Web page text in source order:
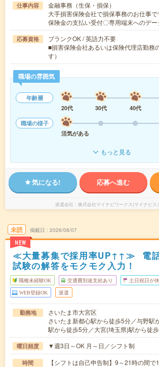
仕事内容
金融事務（生保・損保）
大手損害保険会社で損保事務のお仕事
保険金の支払い受付〇専用端末へのデ
応募資格
ブランクOK / 英語力不要
■損害保険会社あるいは保険代理店勤務
す）
職場の雰囲気
年齢層
20代
30代 40代
職場の様子
活気がある
もっと見る
気になる! 応募へ進む
派遣会社 株式会社マイナビワークス(マイナビス
未読
NEW
掲載日 2026/08/07
≪大量募集で採用率UP↑↑≫ 電
試験の解答をモクモク入力！
職種未経験OK 交通費別途支給あり 土日祝日が
WEB登録OK 派遣
勤務地
さいたま市大宮区
さいたま新都心駅から徒歩5分／与野駅
駅から徒歩5分／大宮(埼玉県)駅から徒
曜日頻度 ▼週3日～OK 月～日／シフト制
時間 【シフトは自己申告制】9～21時の間で